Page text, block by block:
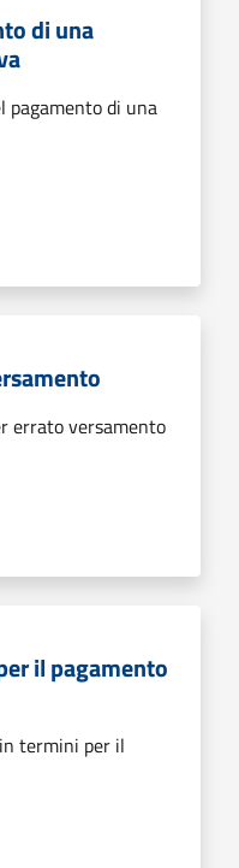
di una
pagamento di una
errato versamento
il pagamento
termini per il